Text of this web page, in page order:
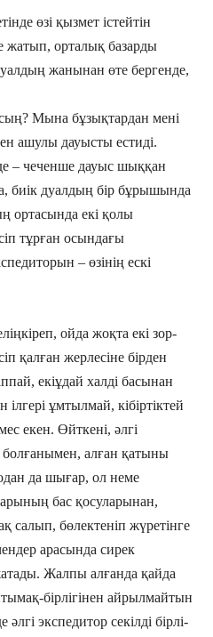
өзі қызмет істейтін
жатып, орталық базарды
жанынан өте бергенде,
Мына бұзықтардан мені
ашулы дауысты естиді.
– чеченше дауыс шыққан
биік дуалдың бір бұрышында
ортасында екі қолы
тұрған осындағы
– өзінің ескі
ойда жоқта екі зор­
жерлесіне бірден
екіұдай халді басынан
ұмтылмай, кібіртіктей
екен. Өйткені, әлгі
алған қатыны
да шығар, ол неме
бас қосуларынан,
салып, бөлектеніп жүретінге
арасында сирек
Жалпы алғанда қайда
бірлігінен айрылмайтын
әлгі экспедитор секілді бірлі-